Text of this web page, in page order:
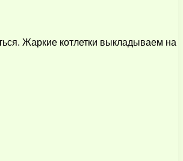
Жаркие котлетки выкладываем на